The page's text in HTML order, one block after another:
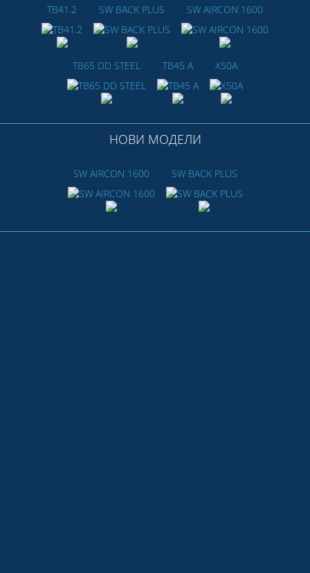
TB41.2 SW BACK PLUS SW AIRCON 1600
TB65 DD STEEL TB45 A X50A
НОВИ МОДЕЛИ
SW AIRCON 1600 SW BACK PLUS